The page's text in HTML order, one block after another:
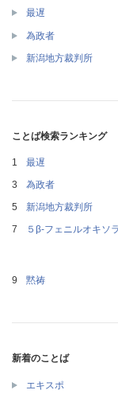
最遅
為政者
新潟地方裁判所
ことば検索ランキング
最遅
為政者
新潟地方裁判所
５β‐フェニルオキソ
黙祷
新着のことば
エキスポ